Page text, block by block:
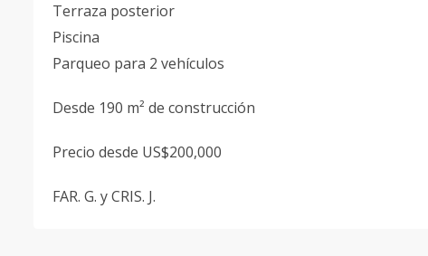
Terraza posterior
Piscina
Parqueo para 2 vehículos
Desde 190 m² de construcción
Precio desde US$200,000
FAR. G. y CRIS. J.